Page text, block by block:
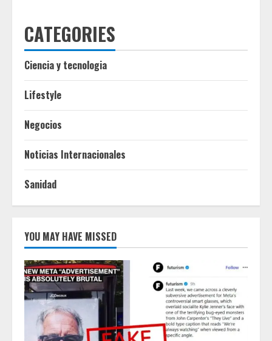
CATEGORIES
Ciencia y tecnologia
Lifestyle
Negocios
Noticias Internacionales
Sanidad
YOU MAY HAVE MISSED